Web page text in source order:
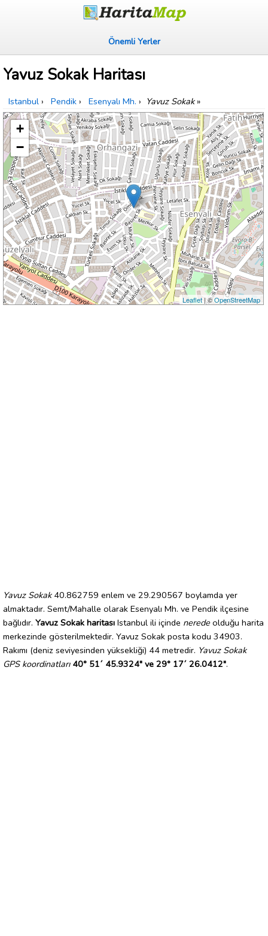
Önemli Yerler
Yavuz Sokak Haritası
Istanbul › Pendik › Esenyalı Mh. › Yavuz Sokak»
+
−
Leaflet| ©OpenStreetMap
Yavuz Sokak40.862759 enlem ve 29.290567 boylamda yer
almaktadır. Semt/Mahalle olarak Esenyalı Mh. ve Pendik ilçesine
bağlıdır. Yavuz Sokak haritası Istanbul ili içinde nerede olduğu harita
merkezinde gösterilmektedir. Yavuz Sokak posta kodu 34903.
Rakımı (deniz seviyesinden yüksekliği) 44 metredir. Yavuz Sokak
GPS koordinatları 40° 51´ 45.9324" ve 29° 17´ 26.0412".